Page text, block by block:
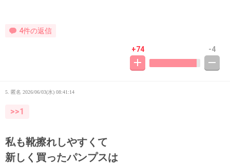
4件の返信
+74 -4
5. 匿名 2026/06/03(水) 08:41:14
>>1
私も靴擦れしやすくて
新しく買ったパンプスは